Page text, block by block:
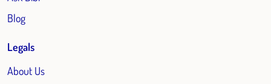
Blog
Legals
About Us